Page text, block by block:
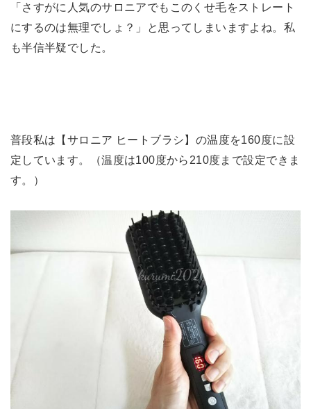
「さすがに人気のサロニアでもこのくせ毛をストレート
にするのは無理でしょ？」と思ってしまいますよね。私
も半信半疑でした。
普段私は【サロニア ヒートブラシ】の温度を160度に設
定しています。（温度は100度から210度まで設定できま
す。）